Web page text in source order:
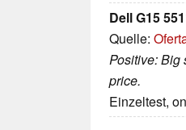
Dell G15
Quelle:
Positive: Big
price.
Einzeltest,